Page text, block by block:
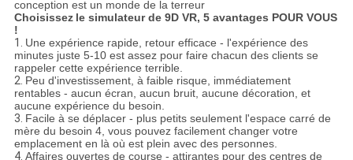
conception est un monde de la terreur
Choisissez le simulateur de 9D VR, 5 avantages POUR VOUS
!
1. Une expérience rapide, retour efficace - l'expérience des
minutes juste 5-10 est assez pour faire chacun des clients se
rappeler cette expérience terrible.
2. Peu d'investissement, à faible risque, immédiatement
rentables - aucun écran, aucun bruit, aucune décoration, et
aucune expérience du besoin.
3. Facile à se déplacer - plus petits seulement l'espace carré de
mère du besoin 4, vous pouvez facilement changer votre
emplacement en là où est plein avec des personnes.
4. Affaires ouvertes de course - attirantes pour des centres de